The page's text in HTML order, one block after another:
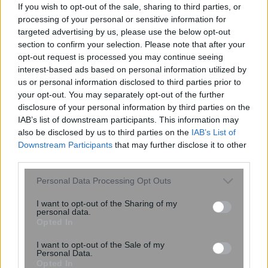
If you wish to opt-out of the sale, sharing to third parties, or
processing of your personal or sensitive information for
targeted advertising by us, please use the below opt-out
section to confirm your selection. Please note that after your
opt-out request is processed you may continue seeing
interest-based ads based on personal information utilized by
us or personal information disclosed to third parties prior to
your opt-out. You may separately opt-out of the further
disclosure of your personal information by third parties on the
IAB’s list of downstream participants. This information may
also be disclosed by us to third parties on the IAB’s List of
Downstream Participants that may further disclose it to other
Please note that this website/app uses one or more Google
not limited to your visit or usage behaviour. You may click to
grant or deny consent to Google and its third-party tags to
consent section.
Personal Data Processing Opt Outs
I want to opt-out of the Sharing of my
personal data.
I want to opt-out of the Sale of my
Personal Data.
Η ομιλία των παιδιών μπορεί να
αποκαλύπτει τον μελλοντικό κίνδυνο
μελέτη του Stanford με ...